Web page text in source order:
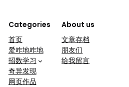
Categories
首页
爱咋地咋地
招数学习
奇异发现
网页作品
About us
文章存档
朋友们
给我留言